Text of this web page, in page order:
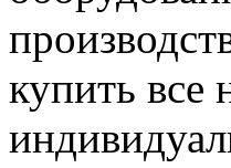
купить все